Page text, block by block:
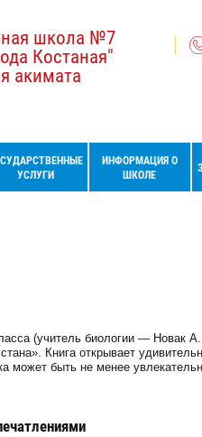
школа №7
Костаная"
акимата
УСЛУГИ
ИНФОРМАЦИЯ О
ШКОЛЕ
(учитель биологии — Новак
Книга открывает
может быть не менее